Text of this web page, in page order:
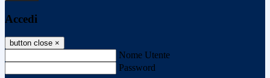
Accedi
button close ×
Nome Utente
Password